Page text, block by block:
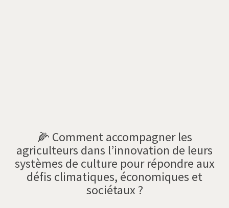
🌽 Comment accompagner les
agriculteurs dans l’innovation de leurs
systèmes de culture pour répondre aux
défis climatiques, économiques et
sociétaux ?